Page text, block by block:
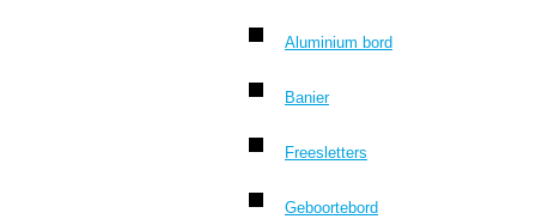
Aluminium bord
Banier
Freesletters
Geboortebord